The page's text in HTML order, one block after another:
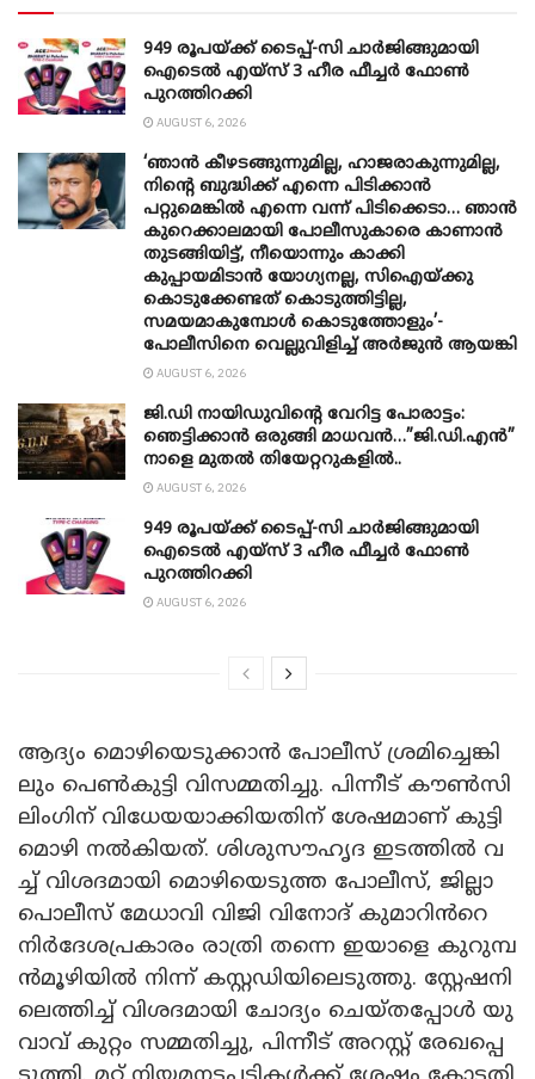
949 രൂപയ്ക്ക് ടൈപ്പ്-സി ചാർജിങ്ങുമായി
ഐടെൽ എയ്സ് 3 ഹീര ഫീച്ചർ ഫോൺ
പുറത്തിറക്കി
AUGUST 6, 2026
‘ഞാൻ കീഴടങ്ങുന്നുമില്ല, ഹാജരാകുന്നുമില്ല,
നിന്റെ ബുദ്ധിക്ക് എന്നെ പിടിക്കാൻ
പറ്റുമെങ്കിൽ എന്നെ വന്ന് പിടിക്കെടാ… ഞാൻ
കുറെക്കാലമായി പോലീസുകാരെ കാണാൻ
തുടങ്ങിയിട്ട്, നീയൊന്നും കാക്കി
കുപ്പായമിടാൻ യോ​ഗ്യനല്ല, സിഐയ്ക്കു
കൊടുക്കേണ്ടത് കൊടുത്തിട്ടില്ല,
സമയമാകുമ്പോൾ കൊടുത്തോളും’-
പോലീസിനെ വെല്ലുവിളിച്ച് അർജുൻ ആയങ്കി
AUGUST 6, 2026
ജി.ഡി നായിഡുവിന്റെ വേറിട്ട പോരാട്ടം:
ഞെട്ടിക്കാൻ ഒരുങ്ങി മാധവൻ…”ജി.ഡി.എൻ”
നാളെ മുതൽ തിയേറ്ററുകളിൽ..
AUGUST 6, 2026
949 രൂപയ്ക്ക് ടൈപ്പ്-സി ചാർജിങ്ങുമായി
ഐടെൽ എയ്സ് 3 ഹീര ഫീച്ചർ ഫോൺ
പുറത്തിറക്കി
AUGUST 6, 2026
ആദ്യം മൊ​ഴി​യെ​ടു​ക്കാ​ൻ പോലീസ് ശ്ര​മി​ച്ചെ​ങ്കി​
ലും പെ​ൺ​കു​ട്ടി വി​സ​മ്മ​തി​ച്ചു. പി​ന്നീ​ട് കൗ​ൺ​സി​
ലിം​ഗി​ന് വി​ധേ​യ​യാ​ക്കി​യ​തി​ന് ശേ​ഷ​മാ​ണ് കു​ട്ടി
മൊ​ഴി ന​ൽ​കി​യ​ത്. ശി​ശു​സൗ​ഹൃ​ദ ഇ​ട​ത്തി​ൽ വ​
ച്ച് വി​ശ​ദ​മാ​യി മൊ​ഴി​യെ​ടു​ത്ത പോ​ലീ​സ്, ജി​ല്ലാ
പൊ​ലീ​സ് മേ​ധാ​വി വിജി വി​നോ​ദ് കു​മാ​റി​ൻറെ
നി​ർ​ദേ​ശ​പ്ര​കാ​രം രാ​ത്രി ത​ന്നെ ഇ​യാ​ളെ കു​റു​മ്പ​
ൻ​മൂ​ഴി​യി​ൽ നി​ന്ന് ക​സ്റ്റ​ഡി​യി​ലെ​ടു​ത്തു. സ്റ്റേ​ഷ​നി​
ലെ​ത്തി​ച്ച് വി​ശ​ദ​മാ​യി ചോ​ദ്യം ചെ​യ്ത​പ്പോ​ൾ യു​
വാ​വ് കു​റ്റം സ​മ്മ​തി​ച്ചു, പി​ന്നീ​ട് അ​റ​സ്റ്റ് രേ​ഖ​പ്പെ​